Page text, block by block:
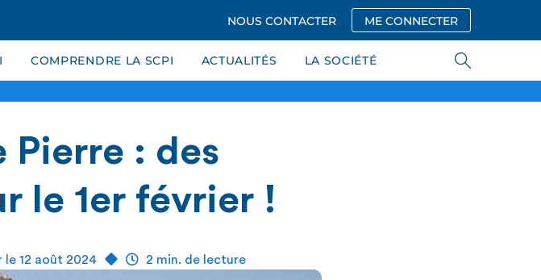
NOUS CONTACTER ME CONNECTER
COMPRENDRE LA SCPI ACTUALITÉS LA SOCIÉTÉ
Pierre : des
le 1er février !
le 12 août 2024 2 min. de lecture